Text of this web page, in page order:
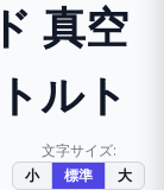
真空
ルト
文字サイズ:
小 標準 大